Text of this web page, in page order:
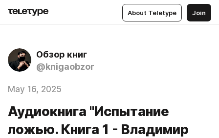
About Teletype Join
Обзор книг
@knigaobzor
May 16, 2025
Аудиокнига "Испытание
ложью. Книга 1 - Владимир